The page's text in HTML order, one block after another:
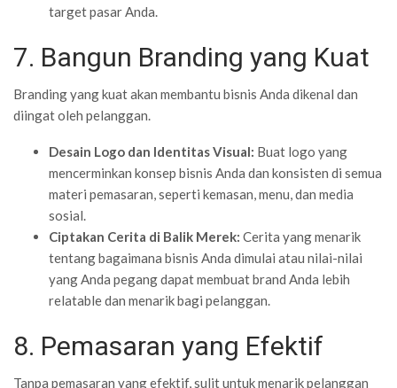
target pasar Anda.
7. Bangun Branding yang Kuat
Branding yang kuat akan membantu bisnis Anda dikenal dan
diingat oleh pelanggan.
Desain Logo dan Identitas Visual: Buat logo yang
mencerminkan konsep bisnis Anda dan konsisten di semua
materi pemasaran, seperti kemasan, menu, dan media
sosial.
Ciptakan Cerita di Balik Merek: Cerita yang menarik
tentang bagaimana bisnis Anda dimulai atau nilai-nilai
yang Anda pegang dapat membuat brand Anda lebih
relatable dan menarik bagi pelanggan.
8. Pemasaran yang Efektif
Tanpa pemasaran yang efektif, sulit untuk menarik pelanggan